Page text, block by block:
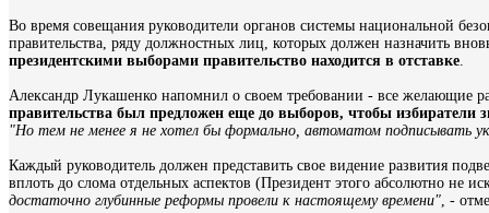
Во время совещания руководители органов системы национальной
правительства, ряду должностных лиц, которых должен назначить
президентскими выборами правительство находится в отставке
Александр Лукашенко напомнил о своем требовании - все желающие
правительства был предложен еще до выборов, чтобы избиратели
"Но тем не менее я не хотел бы формально, автоматом подписывать
Каждый руководитель должен представить свое видение развития
вплоть до слома отдельных аспектов (Президент этого абсолютно не
достаточно глубинные реформы провели к настоящему времени" , -